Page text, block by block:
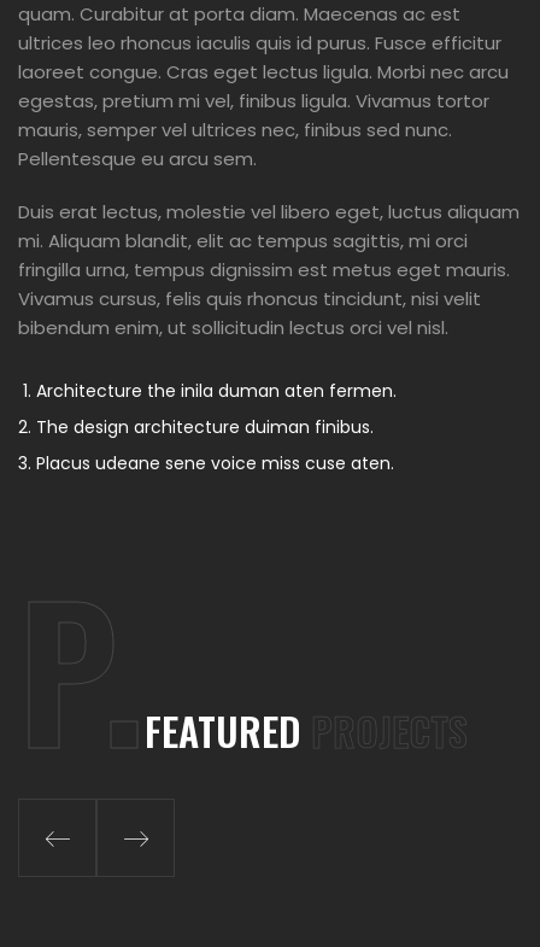
quam. Curabitur at porta diam. Maecenas ac est
ultrices leo rhoncus iaculis quis id purus. Fusce efficitur
laoreet congue. Cras eget lectus ligula. Morbi nec arcu
egestas, pretium mi vel, finibus ligula. Vivamus tortor
mauris, semper vel ultrices nec, finibus sed nunc.
Pellentesque eu arcu sem.
Duis erat lectus, molestie vel libero eget, luctus aliquam
mi. Aliquam blandit, elit ac tempus sagittis, mi orci
fringilla urna, tempus dignissim est metus eget mauris.
Vivamus cursus, felis quis rhoncus tincidunt, nisi velit
bibendum enim, ut sollicitudin lectus orci vel nisl.
Architecture the inila duman aten fermen.
The design architecture duiman finibus.
Placus udeane sene voice miss cuse aten.
P. FEATURED PROJECTS